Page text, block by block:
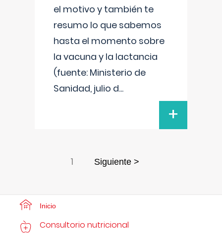
el motivo y también te
resumo lo que sabemos
hasta el momento sobre
la vacuna y la lactancia
(fuente: Ministerio de
Sanidad, julio d...
+
1 Siguiente >
Inicio
Consultorio nutricional